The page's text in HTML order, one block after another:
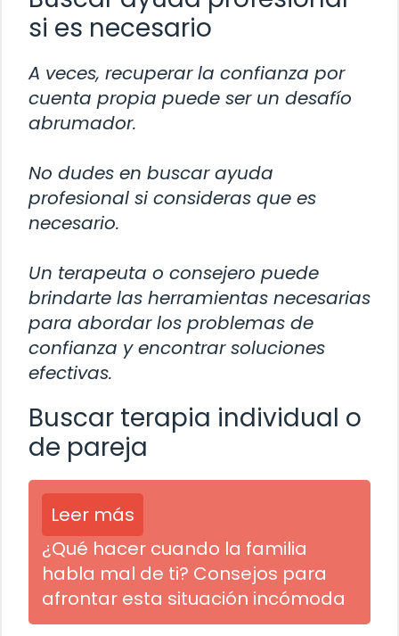
si es necesario
A veces, recuperar la confianza por
cuenta propia puede ser un desafío
abrumador.
No dudes en buscar ayuda
profesional si consideras que es
necesario.
Un terapeuta o consejero puede
brindarte las herramientas necesarias
para abordar los problemas de
confianza y encontrar soluciones
efectivas.
Buscar terapia individual o
de pareja
Leer más
¿Qué hacer cuando la familia
habla mal de ti? Consejos para
afrontar esta situación incómoda